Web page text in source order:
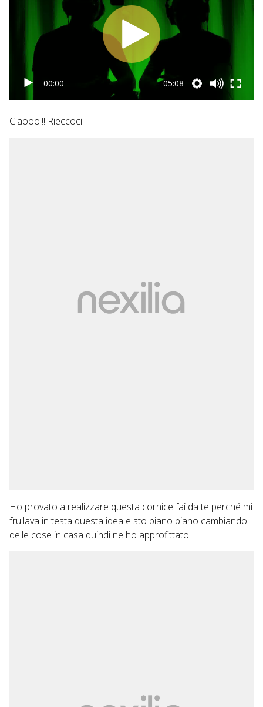
00:00 05:08
Ciaooo!!! Rieccoci!
Ho provato a realizzare questa cornice fai da te perché mi
frullava in testa questa idea e sto piano piano cambiando
delle cose in casa quindi ne ho approfittato.